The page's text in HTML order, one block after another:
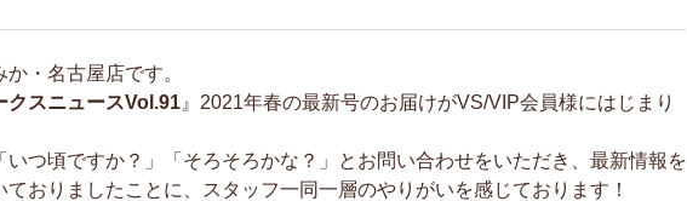
・名古屋店です。
クスニュースVol.91 』2021年春の最新号のお届けがVS/VIP会員様にはじまり
いつ頃ですか？」「そろそろかな？」とお問い合わせをいただき、最新情報を
おりましたことに、スタッフ一同一層のやりがいを感じております！